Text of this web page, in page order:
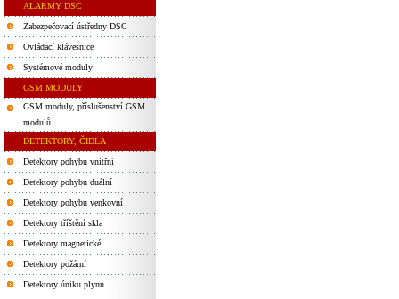
ALARMY DSC
Zabezpečovací ústředny DSC
Ovládací klávesnice
Systémové moduly
GSM MODULY
GSM moduly, příslušenství GSM
modulů
DETEKTORY, ČIDLA
Detektory pohybu vnitřní
Detektory pohybu duální
Detektory pohybu venkovní
Detektory tříštění skla
Detektory magnetické
Detektory požární
Detektory úniku plynu